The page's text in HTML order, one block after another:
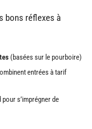
bons réflexes à
(basées sur le pourboire)
entrées à tarif
s’imprégner de